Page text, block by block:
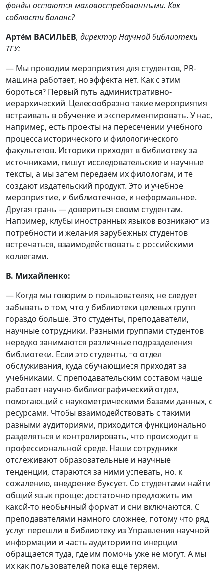
фонды остаются маловостребованными. Как
соблюсти баланс?
Артём ВАСИЛЬЕВ, директор Научной библиотеки
ТГУ:
— Мы проводим мероприятия для студентов, PR-
машина работает, но эффекта нет. Как с этим
бороться? Первый путь административно-
иерархический. Целесообразно такие мероприятия
встраивать в обучение и экспериментировать. У нас,
например, есть проекты на пересечении учебного
процесса исторического и филологического
факультетов. Историки приходят в библиотеку за
источниками, пишут исследовательские и научные
тексты, а мы затем передаём их филологам, и те
создают издательский продукт. Это и учебное
мероприятие, и библиотечное, и неформальное.
Другая грань — довериться своим студентам.
Например, клубы иностранных языков возникают из
потребности и желания зарубежных студентов
встречаться, взаимодействовать с российскими
коллегами.
В. Михайленко:
— Когда мы говорим о пользователях, не следует
забывать о том, что у библиотеки целевых групп
гораздо больше. Это студенты, преподаватели,
научные сотрудники. Разными группами студентов
нередко занимаются различные подразделения
библиотеки. Если это студенты, то отдел
обслуживания, куда обучающиеся приходят за
учебниками. С преподавательским составом чаще
работает научно-библиографический отдел,
помогающий с наукометрическими базами данных, с
ресурсами. Чтобы взаимодействовать с такими
разными аудиториями, приходится функционально
разделяться и контролировать, что происходит в
профессиональной среде. Наши сотрудники
отслеживают образовательные и научные
тенденции, стараются за ними успевать, но, к
сожалению, внедрение буксует. Со студентами найти
общий язык проще: достаточно предложить им
какой-то необычный формат и они включаются. С
преподавателями намного сложнее, потому что ряд
услуг перешли в библиотеку из Управления научной
информации и часть аудитории по инерции
обращается туда, где им помочь уже не могут. А мы
их как пользователей пока ещё теряем.